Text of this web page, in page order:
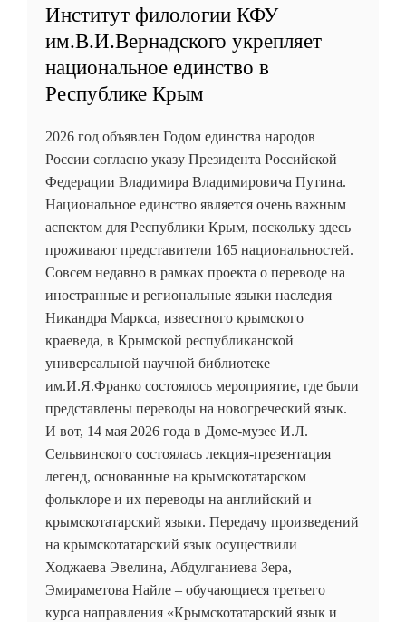
Институт филологии КФУ
им.В.И.Вернадского укрепляет
национальное единство в
Республике Крым
2026 год объявлен Годом единства народов
России согласно указу Президента Российской
Федерации Владимира Владимировича Путина.
Национальное единство является очень важным
аспектом для Республики Крым, поскольку здесь
проживают представители 165 национальностей.
Совсем недавно в рамках проекта о переводе на
иностранные и региональные языки наследия
Никандра Маркса, известного крымского
краеведа, в Крымской республиканской
универсальной научной библиотеке
им.И.Я.Франко состоялось мероприятие, где были
представлены переводы на новогреческий язык.
И вот, 14 мая 2026 года в Доме-музее И.Л.
Сельвинского состоялась лекция-презентация
легенд, основанные на крымскотатарском
фольклоре и их переводы на английский и
крымскотатарский языки. Передачу произведений
на крымскотатарский язык осуществили
Ходжаева Эвелина, Абдулганиева Зера,
Эмираметова Найле – обучающиеся третьего
курса направления «Крымскотатарский язык и